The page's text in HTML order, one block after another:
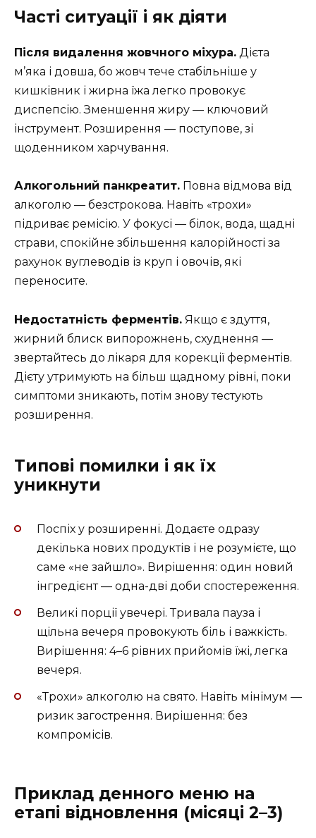
Часті ситуації і як діяти
Після видалення жовчного міхура. Дієта
м’яка і довша, бо жовч тече стабільніше у
кишківник і жирна їжа легко провокує
диспепсію. Зменшення жиру — ключовий
інструмент. Розширення — поступове, зі
щоденником харчування.
Алкогольний панкреатит. Повна відмова від
алкоголю — безстрокова. Навіть «трохи»
підриває ремісію. У фокусі — білок, вода, щадні
страви, спокійне збільшення калорійності за
рахунок вуглеводів із круп і овочів, які
переносите.
Недостатність ферментів. Якщо є здуття,
жирний блиск випорожнень, схуднення —
звертайтесь до лікаря для корекції ферментів.
Дієту утримують на більш щадному рівні, поки
симптоми зникають, потім знову тестують
розширення.
Типові помилки і як їх
уникнути
Поспіх у розширенні. Додаєте одразу
декілька нових продуктів і не розумієте, що
саме «не зайшло». Вирішення: один новий
інгредієнт — одна-дві доби спостереження.
Великі порції увечері. Тривала пауза і
щільна вечеря провокують біль і важкість.
Вирішення: 4–6 рівних прийомів їжі, легка
вечеря.
«Трохи» алкоголю на свято. Навіть мінімум —
ризик загострення. Вирішення: без
компромісів.
Приклад денного меню на
етапі відновлення (місяці 2–3)